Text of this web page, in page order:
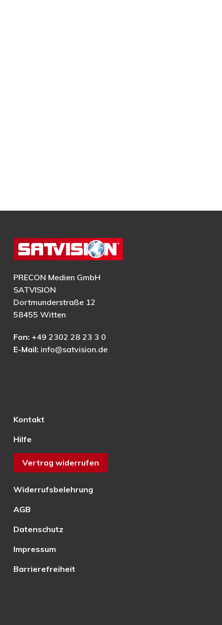
PRECON Medien GmbH
SATVISION
Dortmunderstraße 12
58455 Witten
Fon: +49 2302 28 23 3 0
E-Mail: info@satvision.de
Kontakt
Hilfe
Vertrag widerrufen
Widerrufsbelehrung
AGB
Datenschutz
Impressum
Barrierefreiheit